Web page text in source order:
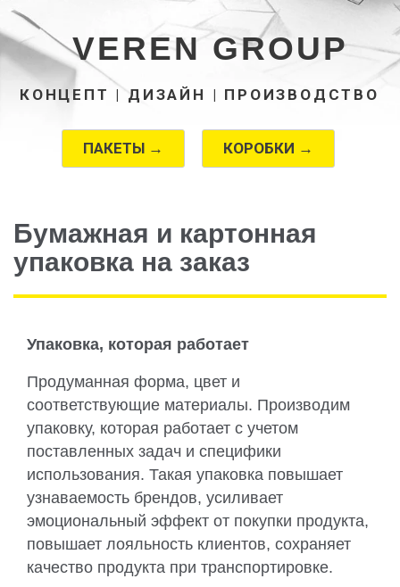
VEREN GROUP
КОНЦЕПТ | ДИЗАЙН | ПРОИЗВОДСТВО
ПАКЕТЫ → КОРОБКИ →
Бумажная и картонная
упаковка на заказ
Упаковка, которая работает
Продуманная форма, цвет и
соответствующие материалы. Производим
упаковку, которая работает с учетом
поставленных задач и специфики
использования. Такая упаковка повышает
узнаваемость брендов, усиливает
эмоциональный эффект от покупки продукта,
повышает лояльность клиентов, сохраняет
качество продукта при транспортировке.